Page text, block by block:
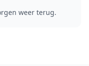
weer terug.